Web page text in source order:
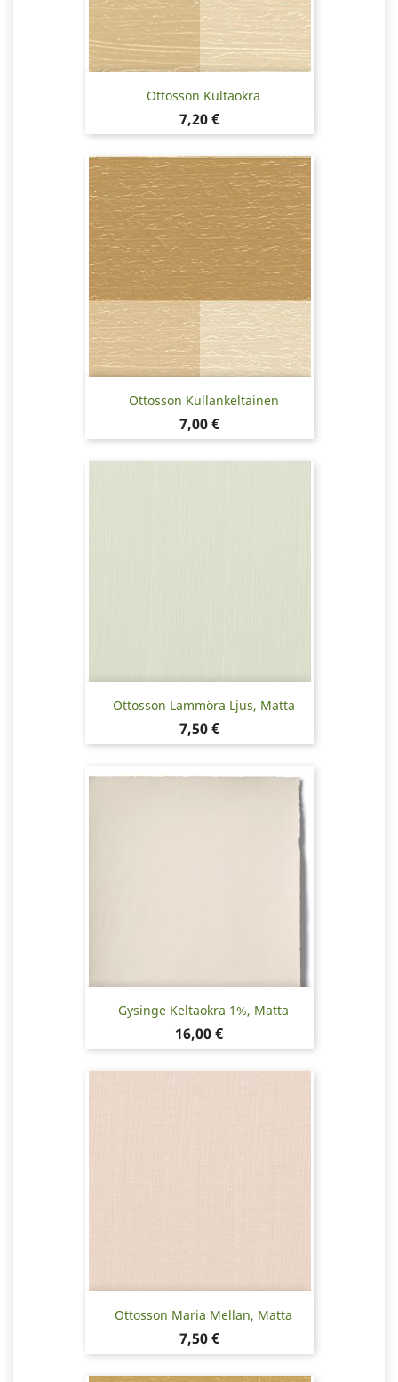
Ottosson Kultaokra
Hinta
7,20 €
Ottosson Kullankeltainen
Hinta
7,00 €
Ottosson Lammöra Ljus, Matta
Hinta
7,50 €
Gysinge Keltaokra 1%, Matta
Hinta
16,00 €
Ottosson Maria Mellan, Matta
Hinta
7,50 €